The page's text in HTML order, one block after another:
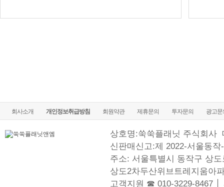
회사소개 개인정보취급방침 회원약관 제휴문의 투자문의 광고문
상호명:쑥쑥플래닛 주식회사
신판매신고:제 2022-서울동작
주소: 서울특별시 동작구 상
상도2차두산위브트레지움아
고객지원 ☎ 010-3229-8467 │